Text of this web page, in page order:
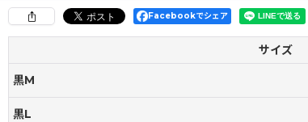
Facebookでシェア
サイズ
黒M
黒L